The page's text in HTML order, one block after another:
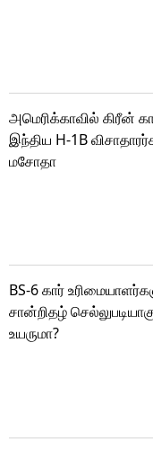
அமெரிக்காவில் கிரீன்
இந்திய H-1B
மசோதா
BS-6 கார்
சான்றிதழ்
உயருமா?